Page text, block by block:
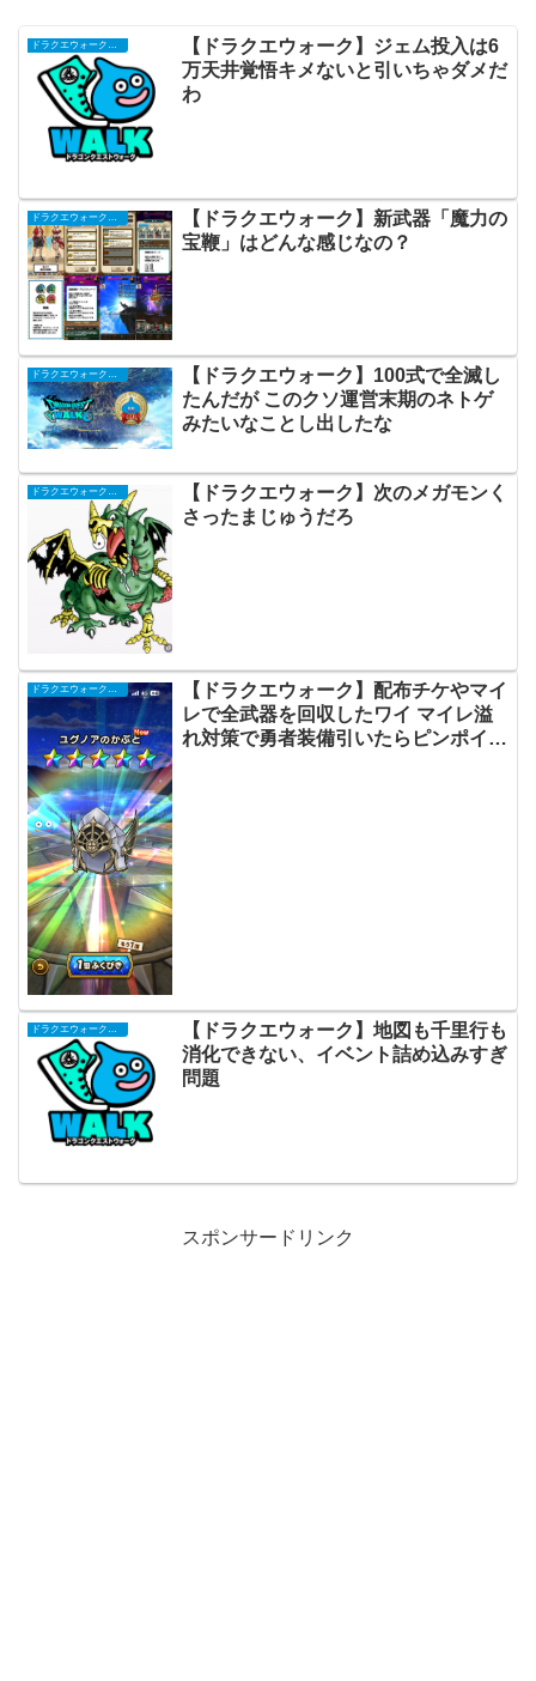
ドラクエウォークまとめ
【ドラクエウォーク】ジェム投入は6
万天井覚悟キメないと引いちゃダメだ
わ
ドラクエウォークまとめ
【ドラクエウォーク】新武器「魔力の
宝鞭」はどんな感じなの？
ドラクエウォークまとめ
【ドラクエウォーク】100式で全滅し
たんだが このクソ運営末期のネトゲ
みたいなことし出したな
ドラクエウォークまとめ
【ドラクエウォーク】次のメガモンく
さったまじゅうだろ
【ドラクエウォーク】配布チケやマイ
レで全武器を回収したワイ マイレ溢
れ対策で勇者装備引いたらピンポイン
ドラクエウォークまとめ
【ドラクエウォーク】地図も千里行も
消化できない、イベント詰め込みすぎ
問題
スポンサードリンク